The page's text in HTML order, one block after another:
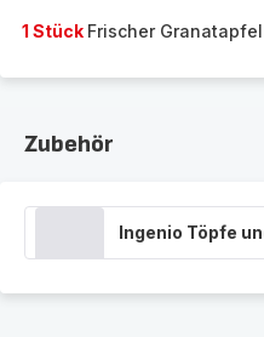
1 Stück Frischer Granatapfel
Zubehör
Ingenio Töpfe